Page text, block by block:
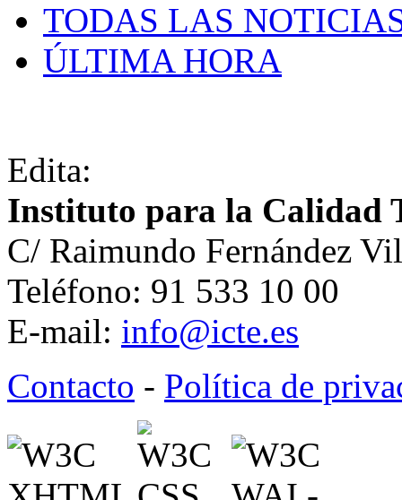
TODAS LAS
ÚLTIMA HORA
Edita:
Instituto para la Calidad
C/ Raimundo Fernández
Teléfono: 91 533 10 00
E-mail: info@icte.es
Contacto - Política de